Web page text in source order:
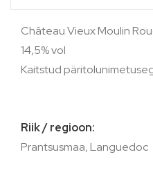
Château Vieux Moulin
14,5% vol
Kaitstud
Riik / regioon:
Prantsusmaa, Languedoc